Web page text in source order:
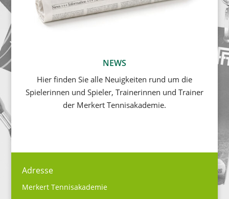
NEWS
Hier finden Sie alle Neuigkeiten rund um die
Spielerinnen und Spieler, Trainerinnen und Trainer
der Merkert Tennisakademie.
Adresse
Merkert Tennisakademie